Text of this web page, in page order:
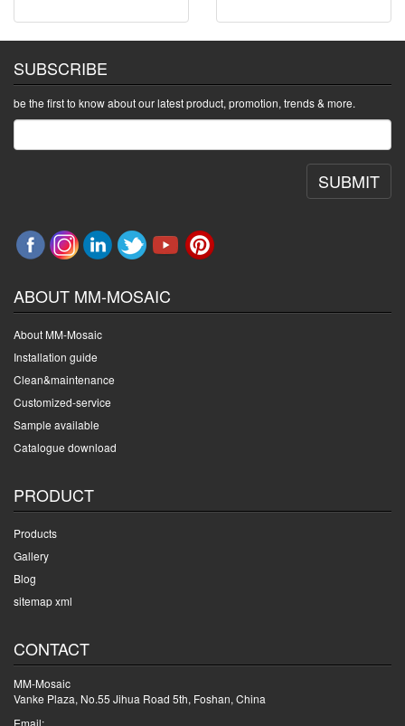
SUBSCRIBE
be the first to know about our latest product, promotion, trends & more.
SUBMIT
ABOUT MM-MOSAIC
About MM-Mosaic
Installation guide
Clean&maintenance
Customized-service
Sample available
Catalogue download
PRODUCT
Products
Gallery
Blog
sitemap xml
CONTACT
MM-Mosaic
Vanke Plaza, No.55 Jihua Road 5th, Foshan, China
Email: